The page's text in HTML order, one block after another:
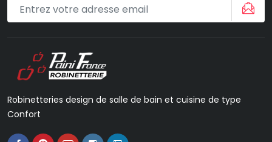
Robinetteries design de salle de bain et cuisine de type
Confort